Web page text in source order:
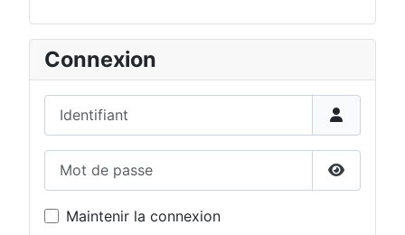
Connexion
Afficher
Maintenir la connexion